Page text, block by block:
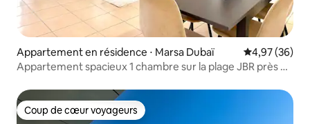
Appartement en résidence ⋅ Marsa Dubaï Évaluation
4,97 (36)
Appartement spacieux 1 chambre sur la plage JBR près du
Coup de cœur voyageurs
Coup de cœur voyageurs